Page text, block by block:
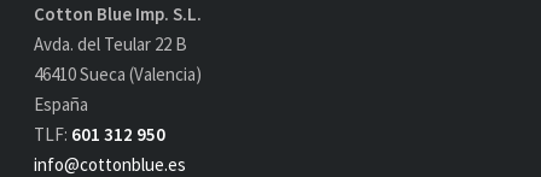
Cotton Blue Imp. S.L.
Avda. del Teular 22 B
46410 Sueca (Valencia)
España
TLF: 601 312 950
info@cottonblue.es